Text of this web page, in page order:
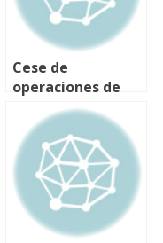
Cese de
operaciones de
Mexicana de
Aviación aumentó
tarifas